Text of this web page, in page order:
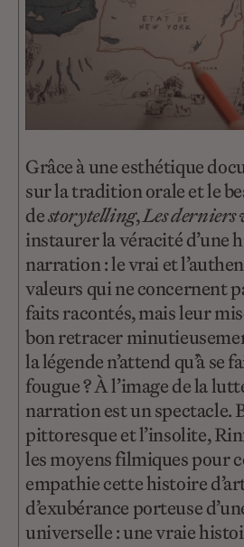
Grâce à une esthétique
sur la tradition orale et le
destorytelling,Les
instaurer la véracité d’une
narration : le vrai et
valeurs qui ne concernent
faits racontés, mais leur
bon retracer
la légende n’attend qu’à se
fougue ? À l’image de la
narration est un spectacle.
pittoresque et l’insolite,
les moyens filmiques pour
empathie cette histoire
d’exubérance porteuse
universelle : une vraie